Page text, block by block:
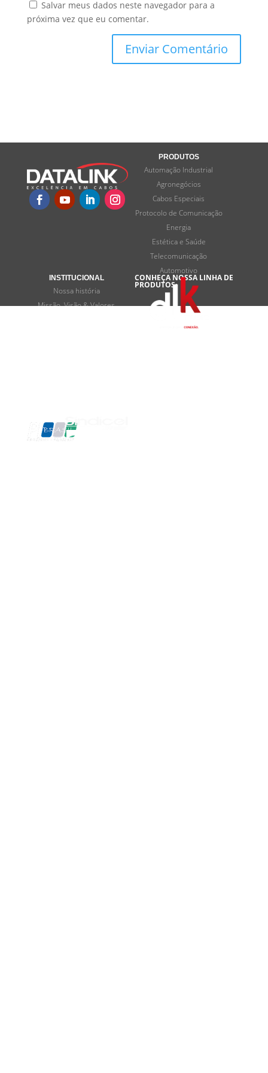
Salvar meus dados neste navegador para a
próxima vez que eu comentar.
PRODUTOS
Automação Industrial
Agronegócios
Cabos Especiais
Protocolo de Comunicação
Energia
Estética e Saúde
Telecomunicação
Automotivo
INSTITUCIONAL
Nossa história
Missão, Visão & Valores
CONHEÇA NOSSA LINHA DE
PRODUTOS: